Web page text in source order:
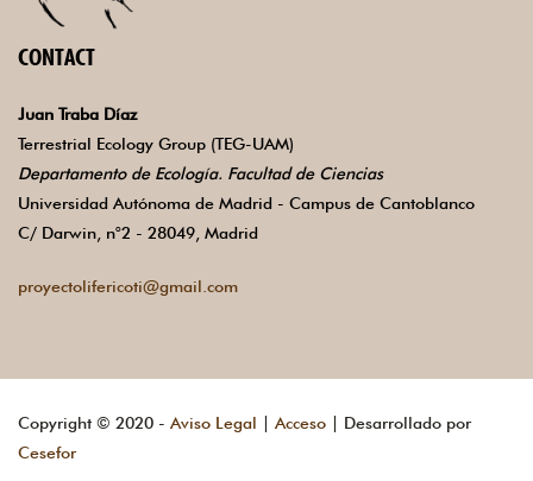
CONTACT
Juan Traba Díaz
Terrestrial Ecology Group (TEG-UAM)
Departamento de Ecología. Facultad de Ciencias
Universidad Autónoma de Madrid - Campus de Cantoblanco
C/ Darwin, n°2 - 28049, Madrid
proyectolifericoti@gmail.com
Copyright © 2020 - Aviso Legal | Acceso | Desarrollado por
Cesefor